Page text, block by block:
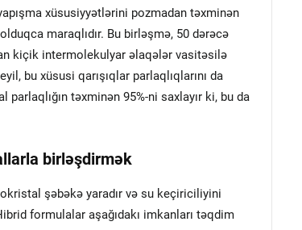
xüsusiyyətlərini pozmadan təxminən
maraqlıdır. Bu birləşmə, 50 dərəcə
kiçik intermolekulyar əlaqələr vasitəsilə
bu xüsusi qarışıqlar parlaqlıqlarını da
təxminən 95%-ni saxlayır ki, bu da
birləşdirmək
şəbəkə yaradır və su keçiriciliyini
formulalar aşağıdakı imkanları təqdim